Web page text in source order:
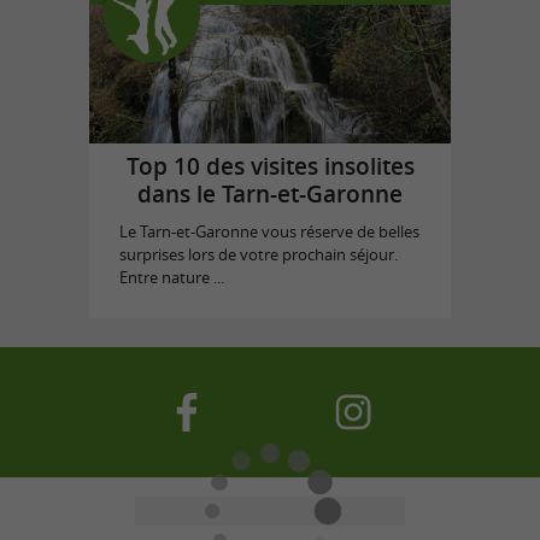
Top 10 des visites insolites
dans le Tarn-et-Garonne
Le Tarn-et-Garonne vous réserve de belles
surprises lors de votre prochain séjour.
Entre nature ...